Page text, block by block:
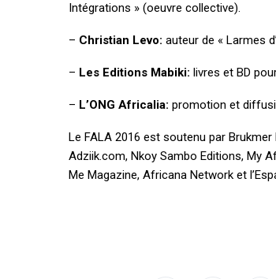
Intégrations » (oeuvre collective).
– Christian Levo: auteur de « Larmes
– Les Editions Mabiki: livres et BD
– L’ONG Africalia: promotion et
Le FALA 2016 est soutenu par Brukmer
Adziik.com, Nkoy Sambo Editions, My
Me Magazine, Africana Network et